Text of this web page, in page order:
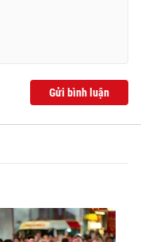
Gửi bình luận